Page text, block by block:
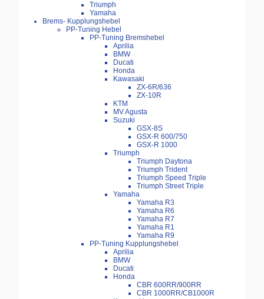
Triumph
Yamaha
Brems- Kupplungshebel
PP-Tuning Hebel
PP-Tuning Bremshebel
Aprilia
BMW
Ducati
Honda
Kawasaki
ZX-6R/636
ZX-10R
KTM
MV Agusta
Suzuki
GSX-8S
GSX-R 600/750
GSX-R 1000
Triumph
Triumph Daytona
Triumph Trident
Triumph Speed Triple
Triumph Street Triple
Yamaha
Yamaha R3
Yamaha R6
Yamaha R7
Yamaha R1
Yamaha R9
PP-Tuning Kupplungshebel
Aprilia
BMW
Ducati
Honda
CBR 600RR/900RR
CBR 1000RR/CB1000R